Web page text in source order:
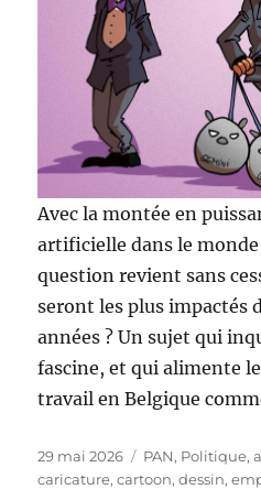
Avec la montée en
artificielle dans le
question revient sans
seront les plus impactés
années ? Un sujet qui
fascine, et qui alimente
travail en Belgique
Publié
le
29 mai 2026 Catégories
PAN, Politique,
caricature,cartoon,dessin,